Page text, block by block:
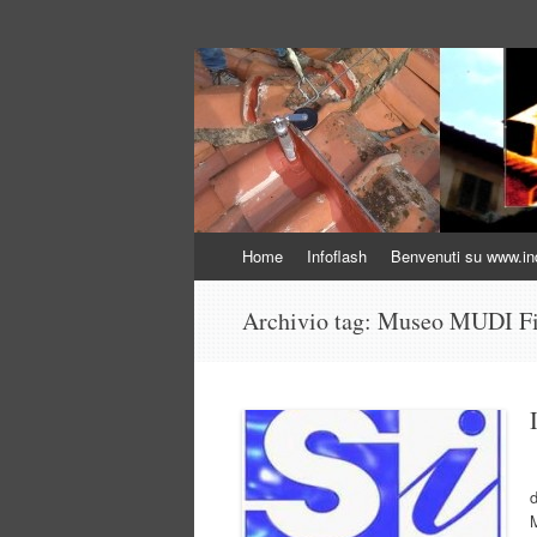
Indagini non
Indagini Ingegneria e Sicurezza
al
Home Infoflash Benvenuti su
Archivio tag: Museo MUDI